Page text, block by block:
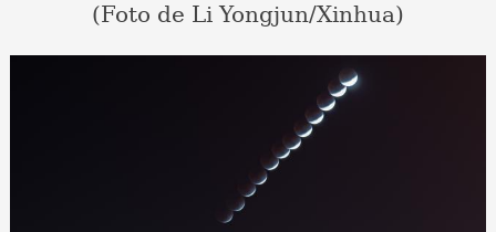
(Foto de Li Yongjun/Xinhua)